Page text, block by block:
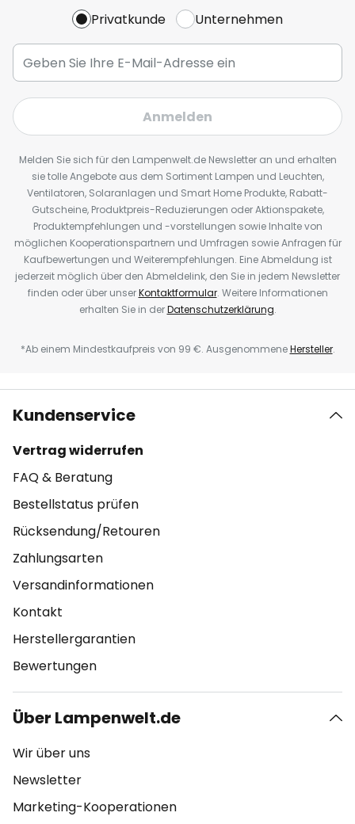
Privatkunde Unternehmen
Anmelden
Melden Sie sich für den Lampenwelt.de Newsletter an und erhalten
sie tolle Angebote aus dem Sortiment Lampen und Leuchten,
Ventilatoren, Solaranlagen und Smart Home Produkte, Rabatt-
Gutscheine, Produktpreis-Reduzierungen oder Aktionspakete,
Produktempfehlungen und -vorstellungen sowie Inhalte von
möglichen Kooperationspartnern und Umfragen sowie Anfragen für
Kaufbewertungen und Weiterempfehlungen. Eine Abmeldung ist
jederzeit möglich über den Abmeldelink, den Sie in jedem Newsletter
finden oder über unserKontaktformular. Weitere Informationen
erhalten Sie in derDatenschutzerklärung.
*Ab einem Mindestkaufpreis von 99 €. AusgenommeneHersteller.
Kundenservice
Vertrag widerrufen
FAQ & Beratung
Bestellstatus prüfen
Rücksendung/Retouren
Zahlungsarten
Versandinformationen
Kontakt
Herstellergarantien
Bewertungen
Über Lampenwelt.de
Wir über uns
Newsletter
Marketing-Kooperationen